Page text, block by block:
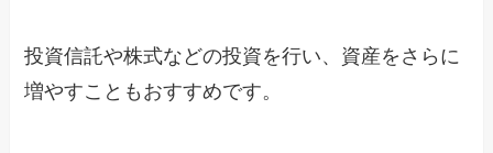
投資信託や株式などの投資を行い、資産をさらに
増やすこともおすすめです。